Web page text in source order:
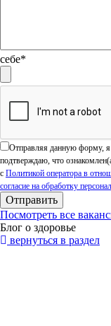
себе*
Отправляя данную форму,
подтверждаю, что
с Политикой оператора в
согласие на обработку
Посмотреть все
Блог о здоровье
вернуться в раздел